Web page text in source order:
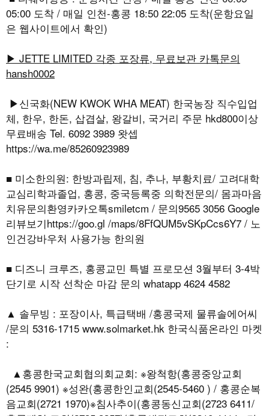
05:00 도착 / 매일 인천-홍콩 18:50 22:05 도착(운항요일
은 웹사이트에서 확인)
▶ JETTE LIMITED 각종 포장류, 무료보관 카톡문의
hansh0002
▶신국화(NEW KWOK WHA MEAT) 한국농장 직수입업
체, 한우, 한돈, 삽겹살, 왕갈비, 국거리 주문 hkd800이상
무료배송 Tel. 6092 3989 왓셉
https://wa.me/85260923989
■ 미소한의원: 한방과립제, 침, 추나, 부황치료/ 고려대학
교심리학과졸업, 홍콩, 중국등록중 의학전문의/ 몸과마음
치유문의환영카카오톡smiletcm / 문의9565 3056 Google
리뷰보기https://goo.gl /maps/8FfQUM5vSKpCcs6Y7 / 노
인건강바우처 사용가능 한의원
■ 디즈니 크루즈, 홍콩교민 특별 프로모션 3월부터 3-4박
단기로 시작 선착순 마감 문의 whatapp 4624 4582
▲ 솔무빙 : 포장이사, 특급택배 /홍콩국제 물류솔에어씨
/문의 5316-1715 www.solmarket.hk 한국식품온라인 마켓
:
▲홍콩한국교회협의회교회: ※왕척항(홍콩중앙교회
(2545 9901) ※성완(홍콩한인교회(2545-5460 ) / 홍콩순복
음교회(2721 1970)※침사추이(홍콩동신교회(2723 6411/